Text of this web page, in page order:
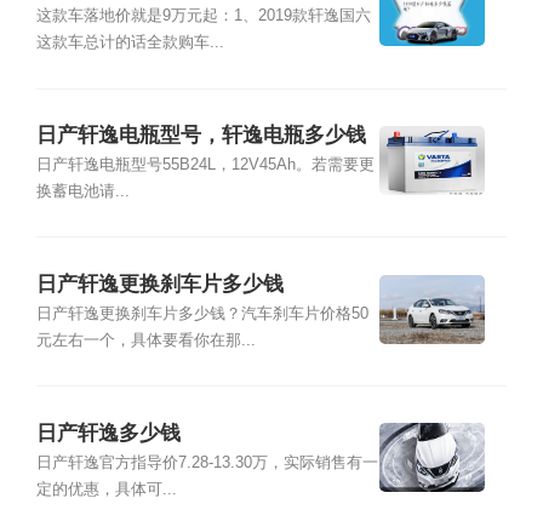
这款车落地价就是9万元起：1、2019款轩逸国六
这款车总计的话全款购车...
日产轩逸电瓶型号，轩逸电瓶多少钱
日产轩逸电瓶型号55B24L，12V45Ah。若需要更
换蓄电池请...
日产轩逸更换刹车片多少钱
日产轩逸更换刹车片多少钱？汽车刹车片价格50
元左右一个，具体要看你在那...
日产轩逸多少钱
日产轩逸官方指导价7.28-13.30万，实际销售有一
定的优惠，具体可...